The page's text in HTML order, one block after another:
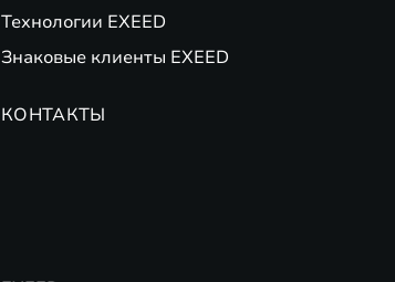
Технологии EXEED
Знаковые клиенты EXEED
КОНТАКТЫ